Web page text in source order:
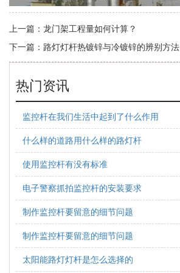
上一篇： 龙门架工程量如何计算？
下一篇： 路灯灯杆热镀锌与冷镀锌的辨别方法
热门资讯
监控杆在我们生活中起到了什么作用
什么样的道路用什么样的路灯杆
使用监控杆有没有标准
电子警察抓拍监控杆的安装要求
制作监控杆要留意的细节问题
制作监控杆要留意的细节问题
太阳能路灯灯杆是怎么选择的